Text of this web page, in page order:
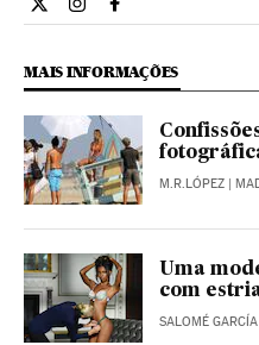
Estilo El País Brasil en
Estilo El País Brasil en
Estilo El País
MAIS INFORMAÇÕES
M.R.LÓPEZ |
Uma
com
SALOMÉ GARCÍA